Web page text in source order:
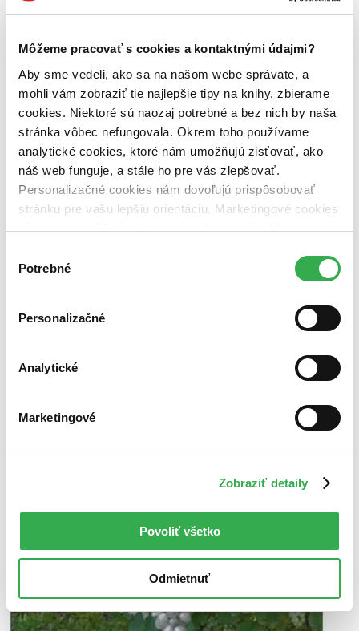
Môžeme pracovať s cookies a kontaktnými údajmi?
Aby sme vedeli, ako sa na našom webe správate, a
mohli vám zobraziť tie najlepšie tipy na knihy, zbierame
cookies. Niektoré sú naozaj potrebné a bez nich by naša
stránka vôbec nefungovala. Okrem toho používame
analytické cookies, ktoré nám umožňujú zisťovať, ako
náš web funguje, a stále ho pre vás zlepšovať.
Personalizačné cookies nám dovoľujú prispôsobovať
stránku pre vašu lepšiu orientáciu. Marketingové cookies
nám zas umožňujú zobrazenie relevantnej reklamy.
nám pomohlo, keby sme mohli používať všetky tieto
súhlasu
Potrebné
Personalizačné
Analytické
Marketingové
Zobraziť detaily
Povoliť všetko
Odmietnuť
brožovaná väzba (6 titulov) brožovaná väzba6
Zúžiť výber
Zoradiť
Bestsellery
Top hodnotené
Novinky
Najlacnejšie
Najvyššia zľava
Použité filtre